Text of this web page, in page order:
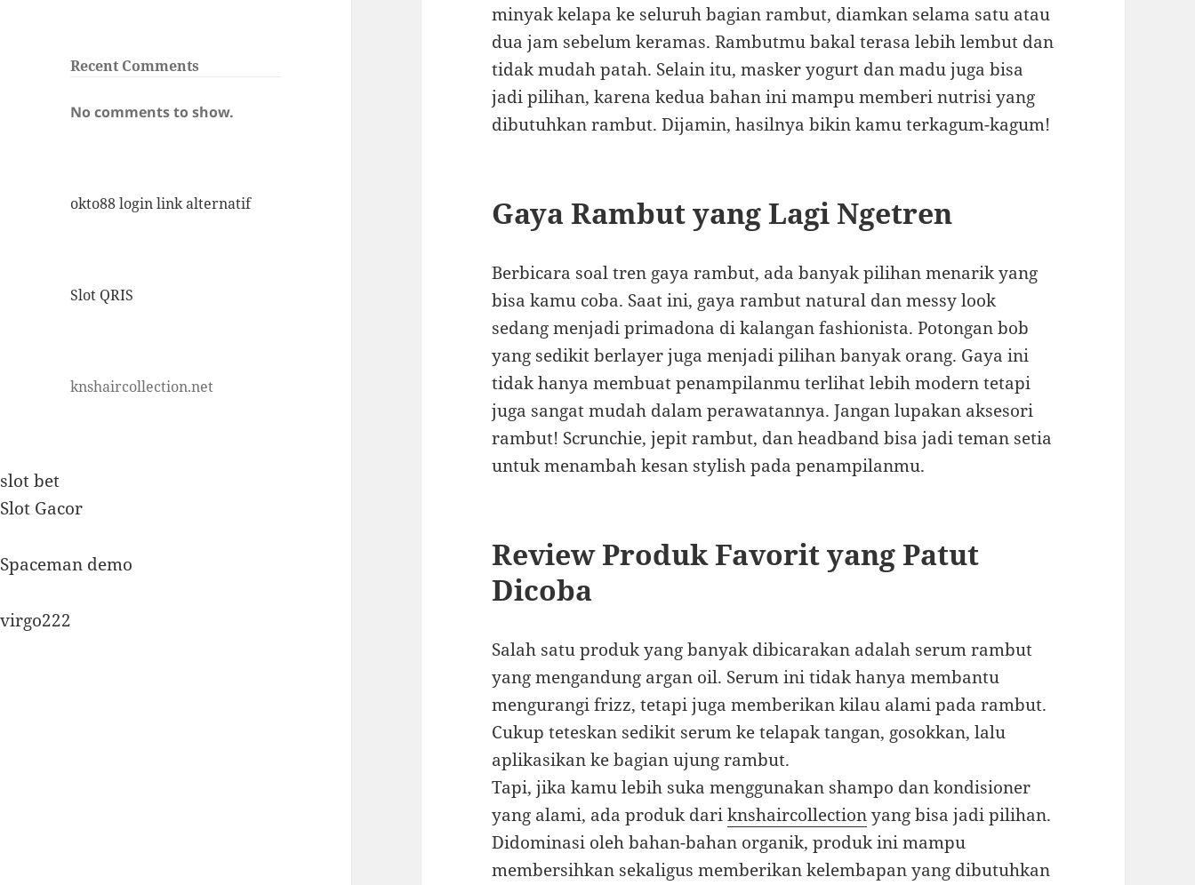
Recent Comments
No comments to show.
okto88 login link alternatif
Slot QRIS
knshaircollection.net
slot bet
Slot Gacor
Spaceman demo
virgo222
minyak kelapa ke seluruh bagian rambut, diamkan selama satu atau
dua jam sebelum keramas. Rambutmu bakal terasa lebih lembut dan
tidak mudah patah. Selain itu, masker yogurt dan madu juga bisa
jadi pilihan, karena kedua bahan ini mampu memberi nutrisi yang
dibutuhkan rambut. Dijamin, hasilnya bikin kamu terkagum-kagum!
Gaya Rambut yang Lagi Ngetren
Berbicara soal tren gaya rambut, ada banyak pilihan menarik yang
bisa kamu coba. Saat ini, gaya rambut natural dan messy look
sedang menjadi primadona di kalangan fashionista. Potongan bob
yang sedikit berlayer juga menjadi pilihan banyak orang. Gaya ini
tidak hanya membuat penampilanmu terlihat lebih modern tetapi
juga sangat mudah dalam perawatannya. Jangan lupakan aksesori
rambut! Scrunchie, jepit rambut, dan headband bisa jadi teman setia
untuk menambah kesan stylish pada penampilanmu.
Review Produk Favorit yang Patut
Dicoba
Salah satu produk yang banyak dibicarakan adalah serum rambut
yang mengandung argan oil. Serum ini tidak hanya membantu
mengurangi frizz, tetapi juga memberikan kilau alami pada rambut.
Cukup teteskan sedikit serum ke telapak tangan, gosokkan, lalu
aplikasikan ke bagian ujung rambut.
Tapi, jika kamu lebih suka menggunakan shampo dan kondisioner
yang alami, ada produk dariknshaircollectionyang bisa jadi pilihan.
Didominasi oleh bahan-bahan organik, produk ini mampu
membersihkan sekaligus memberikan kelembapan yang dibutuhkan